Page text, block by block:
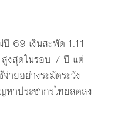
69 เงินสะพัด 1.11
งสุดในรอบ 7 ปี แต่
ายอย่างระมัดระวัง
าประชากรไทยลดลง